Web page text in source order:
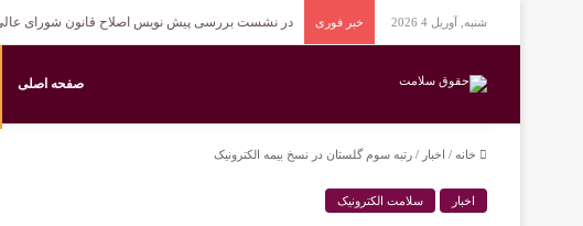
شنبه, آوریل 4 2026 خبر فوری در نشست بررسی پیش نویس اصلاح قانون شورای
صفحه اصلی
خانه / اخبار / رتبه سوم گلستان در نسخ بیمه الکترونیک
اخبار سلامت الکترونیک